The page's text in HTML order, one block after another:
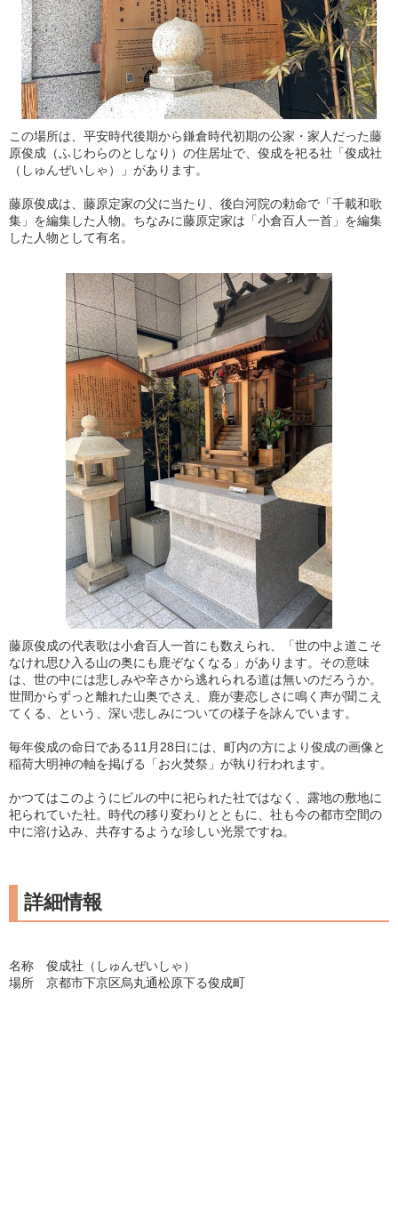
この場所は、平安時代後期から鎌倉時代初期の公家・家人だった藤
原俊成（ふじわらのとしなり）の住居址で、俊成を祀る社「俊成社
（しゅんぜいしゃ）」があります。
藤原俊成は、藤原定家の父に当たり、後白河院の勅命で「千載和歌
集」を編集した人物。ちなみに藤原定家は「小倉百人一首」を編集
した人物として有名。
藤原俊成の代表歌は小倉百人一首にも数えられ、「世の中よ道こそ
なけれ思ひ入る山の奥にも鹿ぞなくなる」があります。その意味
は、世の中には悲しみや辛さから逃れられる道は無いのだろうか。
世間からずっと離れた山奥でさえ、鹿が妻恋しさに鳴く声が聞こえ
てくる、という、深い悲しみについての様子を詠んでいます。
毎年俊成の命日である11月28日には、町内の方により俊成の画像と
稲荷大明神の軸を掲げる「お火焚祭」が執り行われます。
かつてはこのようにビルの中に祀られた社ではなく、露地の敷地に
祀られていた社。時代の移り変わりとともに、社も今の都市空間の
中に溶け込み、共存するような珍しい光景ですね。
詳細情報
名称 俊成社（しゅんぜいしゃ）
場所 京都市下京区烏丸通松原下る俊成町